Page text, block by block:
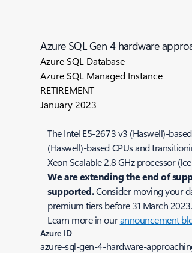
Azure SQL Gen 4 hardware
Azure SQL Database
Azure SQL Managed Instance
RETIREMENT
January 2023
The Intel E5-2673 v3 (Haswell)-
(Haswell)-based CPUs and
Xeon Scalable 2.8 GHz processor
We are extending the end of
supported.Consider moving your
premium tiers before 31 March 2023.
Learn more in ourannouncement
Azure ID
azure-sql-gen-4-hardware-